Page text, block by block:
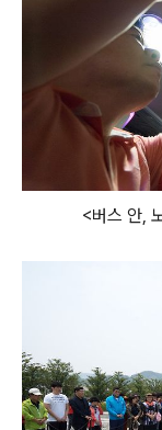
<버스 안,